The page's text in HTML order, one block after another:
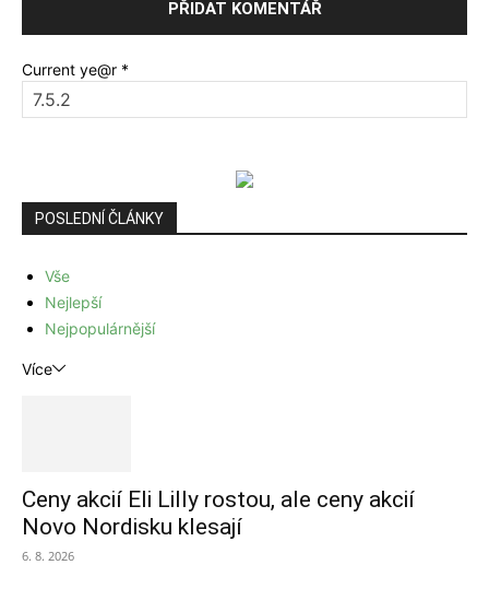
Current ye@r *
POSLEDNÍ ČLÁNKY
Vše
Nejlepší
Nejpopulárnější
Více
Ceny akcií Eli Lilly rostou, ale ceny akcií
Novo Nordisku klesají
6. 8. 2026